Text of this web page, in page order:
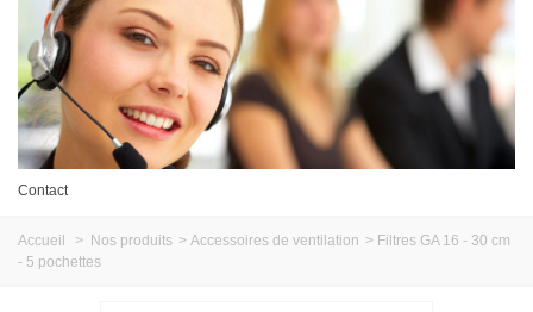
Contact
Accueil > Nos produits > Accessoires de ventilation > Filtres GA 16 - 30 cm
- 5 pochettes